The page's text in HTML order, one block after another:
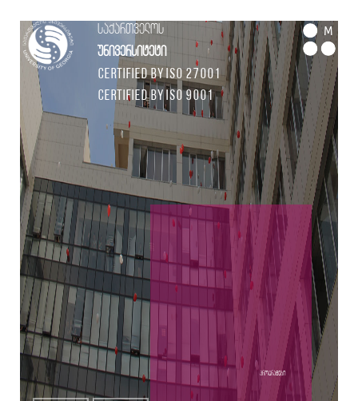
საქართველოს
უნივერსიტეტი
Certified by ISO 27001
Certified by ISO 9001
M
პროგრამები